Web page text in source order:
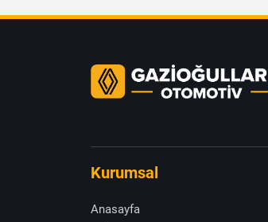
Kurumsal
Anasayfa